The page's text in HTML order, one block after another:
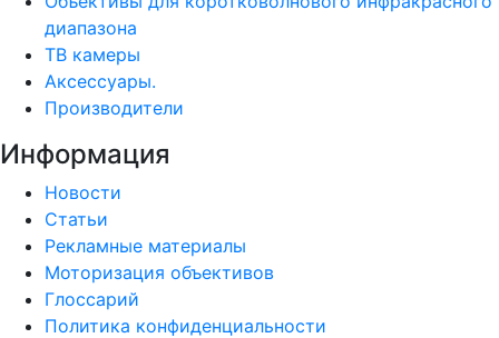
диапазона
ТВ камеры
Аксессуары.
Производители
Информация
Новости
Статьи
Рекламные материалы
Моторизация объективов
Глоссарий
Политика конфиденциальности